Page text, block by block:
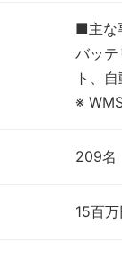
■主な
バッ
ト、
※
209名
15百万